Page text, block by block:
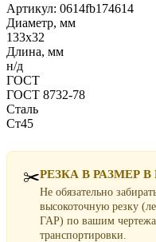
Артикул: 0614fb174614
Диаметр, мм
133х32
Длина, мм
н/д
ГОСТ
ГОСТ 8732-78
Сталь
Ст45
✂️РЕЗКА В РАЗМЕР
Не обязательно
высокоточную резку
ГАР) по вашим
транспортировки.